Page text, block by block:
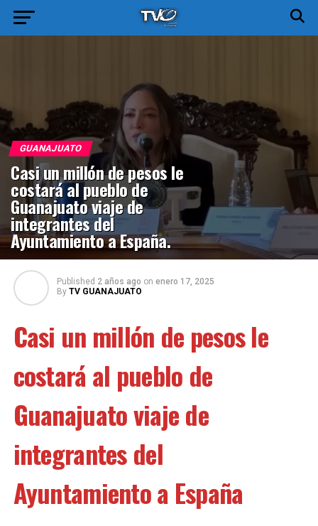
GUANAJUATO
Casi un millón de pesos le
costará al pueblo de
Guanajuato viaje de
integrantes del
Ayuntamiento a España.
Published 2 años ago on enero 17, 2025
By TV GUANAJUATO
Casi un millón de pesos le
costará al pueblo de
Guanajuato viaje de
integrantes del
Ayuntamiento a España